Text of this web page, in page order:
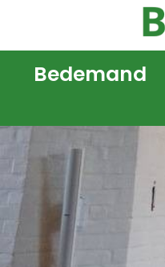
Bedemand